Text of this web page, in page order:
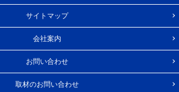
サイトマップ
会社案内
お問い合わせ
取材のお問い合わせ